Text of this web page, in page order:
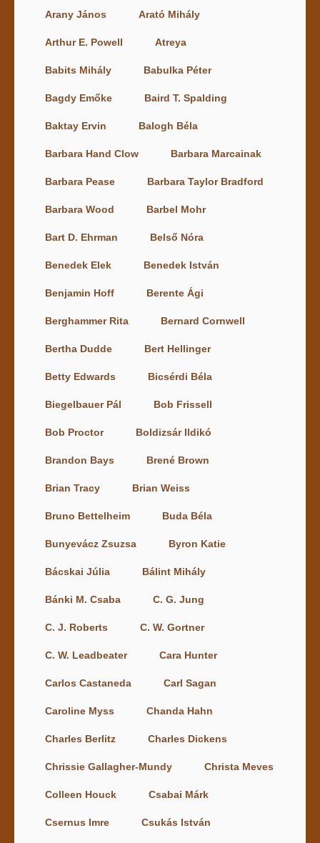
Arany János Arató Mihály
Arthur E. Powell Atreya
Babits Mihály Babulka Péter
Bagdy Emőke Baird T. Spalding
Baktay Ervin Balogh Béla
Barbara Hand Clow Barbara Marcainak
Barbara Pease Barbara Taylor Bradford
Barbara Wood Barbel Mohr
Bart D. Ehrman Belső Nóra
Benedek Elek Benedek István
Benjamin Hoff Berente Ági
Berghammer Rita Bernard Cornwell
Bertha Dudde Bert Hellinger
Betty Edwards Bicsérdi Béla
Biegelbauer Pál Bob Frissell
Bob Proctor Boldizsár Ildikó
Brandon Bays Brené Brown
Brian Tracy Brian Weiss
Bruno Bettelheim Buda Béla
Bunyevácz Zsuzsa Byron Katie
Bácskai Júlia Bálint Mihály
Bánki M. Csaba C. G. Jung
C. J. Roberts C. W. Gortner
C. W. Leadbeater Cara Hunter
Carlos Castaneda Carl Sagan
Caroline Myss Chanda Hahn
Charles Berlitz Charles Dickens
Chrissie Gallagher-Mundy Christa Meves
Colleen Houck Csabai Márk
Csernus Imre Csukás István